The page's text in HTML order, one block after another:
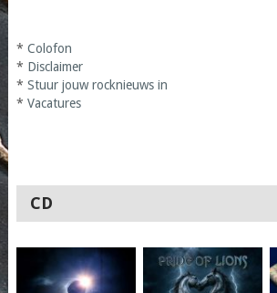
* Colofon
* Disclaimer
* Stuur jouw rocknieuws in
* Vacatures
CD